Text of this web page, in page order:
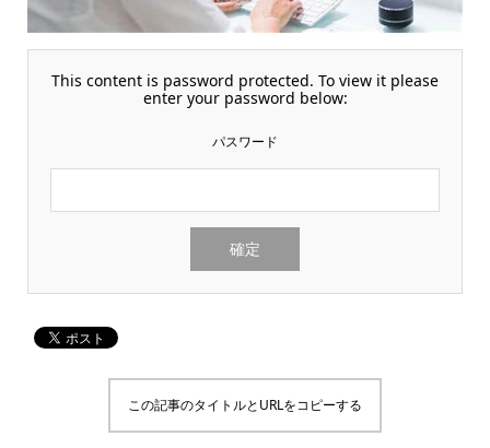
This content is password protected. To view it please
enter your password below:
パスワード
この記事のタイトルとURLをコピーする